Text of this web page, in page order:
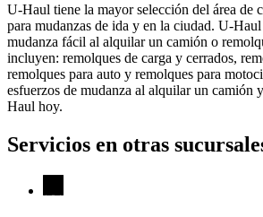
U-Haul tiene la mayor selección del área de
para mudanzas de ida y en la ciudad. U-Haul
mudanza fácil al alquilar un camión o
incluyen: remolques de carga y cerrados,
remolques para auto y remolques para
esfuerzos de mudanza al alquilar un camión
Haul hoy.
Servicios en otras